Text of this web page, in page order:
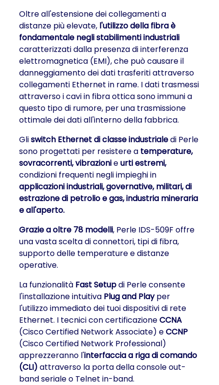
Oltre all'estensione dei collegamenti a
distanze più elevate, l'utilizzo della fibra è
fondamentale negli stabilimenti industriali
caratterizzati dalla presenza di interferenza
elettromagnetica (EMI), che può causare il
danneggiamento dei dati trasferiti attraverso
collegamenti Ethernet in rame. I dati trasmessi
attraverso i cavi in fibra ottica sono immuni a
questo tipo di rumore, per una trasmissione
ottimale dei dati all'interno della fabbrica.
Gliswitch Ethernet di classe industrialedi Perle
sono progettati per resistere a temperature,
sovracorrenti, vibrazionieurti estremi,
condizioni frequenti negli impieghi in
applicazioni industriali, governative, militari, di
estrazione di petrolio e gas, industria mineraria
e all'aperto.
Grazie a oltre 78 modelli, Perle IDS-509F offre
una vasta scelta di connettori, tipi di fibra,
supporto delle temperature e distanze
operative.
La funzionalità Fast Setupdi Perle consente
l'installazione intuitiva Plug and Playper
l'utilizzo immediato dei tuoi dispositivi di rete
Ethernet. I tecnici con certificazioneCCNA
(Cisco Certified Network Associate) eCCNP
(Cisco Certified Network Professional)
apprezzeranno l'interfaccia a riga di comando
(CLI) attraverso la porta della console out-
band seriale o Telnet in-band.